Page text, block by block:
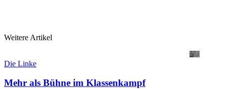
Weitere Artikel
Die Linke
Mehr als Bühne im Klassenkampf